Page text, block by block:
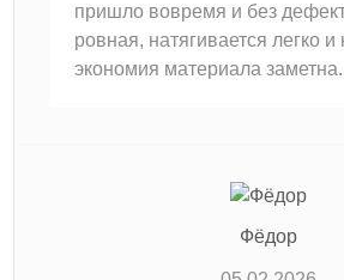
пришло вовремя и без
ровная, натягивается легко и
экономия материала заметна.
Фёдор